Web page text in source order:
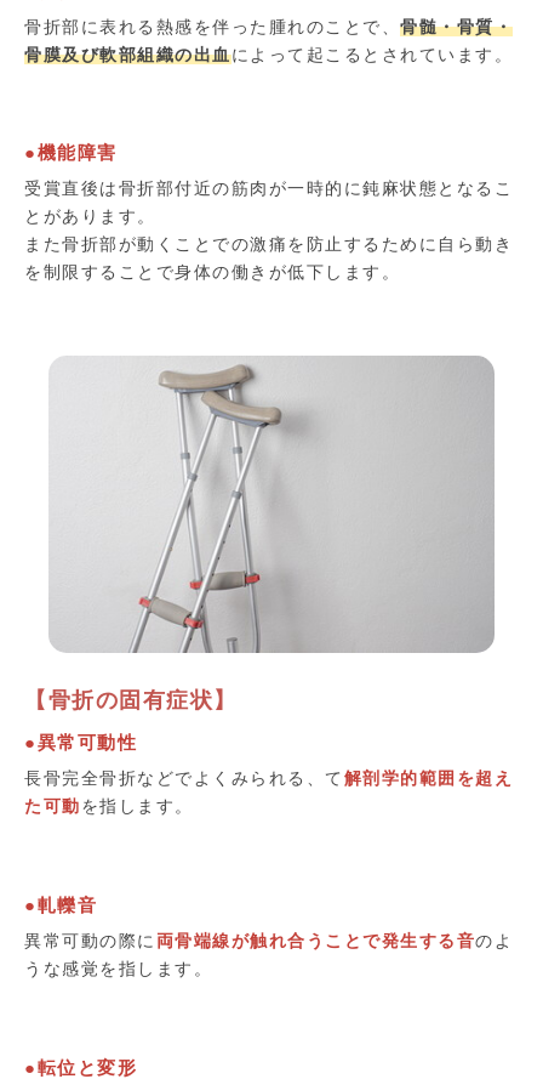
骨折部に表れる熱感を伴った腫れのことで、 骨髄・骨質・
骨膜及び軟部組織の出血によって起こるとされています。
●機能障害
受賞直後は骨折部付近の筋肉が一時的に鈍麻状態となるこ
とがあります。
また骨折部が動くことでの激痛を防止するために自ら動き
を制限することで身体の働きが低下します。
【骨折の固有症状】
●異常可動性
長骨完全骨折などでよくみられる、て 解剖学的範囲を超え
た可動を指します。
●軋轢音
異常可動の際に 両骨端線が触れ合うことで発生する音のよ
うな感覚を指します。
●転位と変形